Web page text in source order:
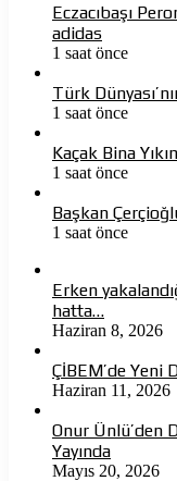
Eczacıbaşı
adidas
1 saat önce
Türk
1 saat önce
Kaçak Bina
1 saat önce
Başkan
1 saat önce
Erken
hatta…
Haziran 8, 2026
ÇİBEM’de Yeni
Haziran 11, 2026
Onur Ünlü’den
Yayında
Mayıs 20, 2026